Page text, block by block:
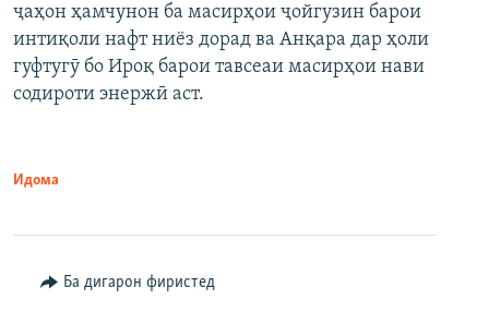
ҷаҳон ҳамчунон ба масирҳои ҷойгузин барои
интиқоли нафт ниёз дорад ва Анқара дар ҳоли
гуфтугӯ бо Ироқ барои тавсеаи масирҳои нави
содироти энержӣ аст.
Идома
Ба дигарон фиристед